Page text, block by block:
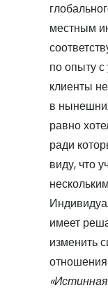
местным
по опыту
клиенты
в
равно
ради
виду, что
имеет
изменить